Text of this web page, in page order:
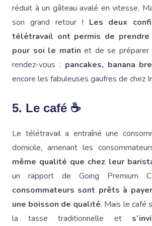
réduit à un gâteau avalé en vitesse.
son grand retour ! Les deux
télétravail ont permis de
pour soi le matin et de se préparer
rendez-vous : pancakes, banana
encore les fabuleuses gaufres de chez
5. Le café ☕
Le télétravail a entraîné une
domicile, amenant les
même qualité que chez leur
un rapport de Going Premium
consommateurs sont prêts à
une boisson de qualité. Mais le café
la tasse traditionnelle et